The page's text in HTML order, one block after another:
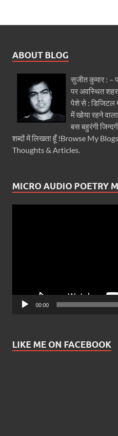
ABOUT BLOG
सुजीत कुमार : –
पर अवस्थित शहर
पेशे से : डिजिटल
में खोया रहने
बस बहुरंगी
शब्दों में लिखता हूँ !Browse My
Thoughts & Articles.
MICRO AUDIO POETRY
00:00
LIKE ME ON FACEBOOK